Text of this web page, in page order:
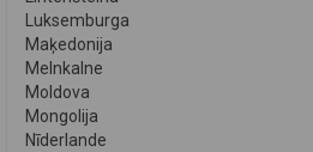
Luksemburga
Maķedonija
Melnkalne
Moldova
Mongolija
Nīderlande